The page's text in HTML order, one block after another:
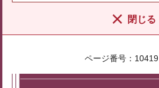
閉じる
ページ番号：10419